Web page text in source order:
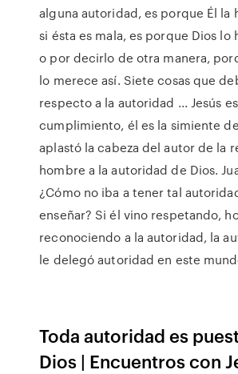
alguna autoridad, es porque Él la
si ésta es mala, es porque Dios lo
o por decirlo de otra manera,
lo merece así. Siete cosas que
respecto a la autoridad ... Jesús
cumplimiento, él es la simiente
aplastó la cabeza del autor de la
hombre a la autoridad de Dios.
¿Cómo no iba a tener tal
enseñar? Si él vino respetando,
reconociendo a la autoridad, la
le delegó autoridad en este
Toda autoridad es
Dios | Encuentros con